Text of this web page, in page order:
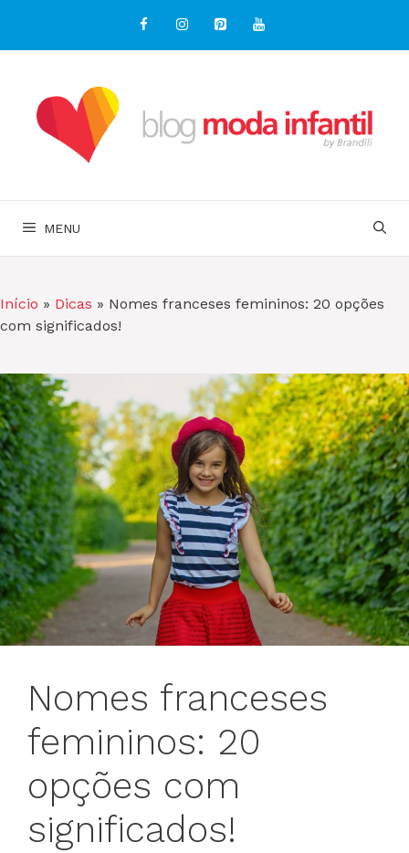
o
MENU
Início » Dicas » Nomes franceses femininos: 20 opções
com significados!
Nomes franceses
femininos: 20
opções com
significados!